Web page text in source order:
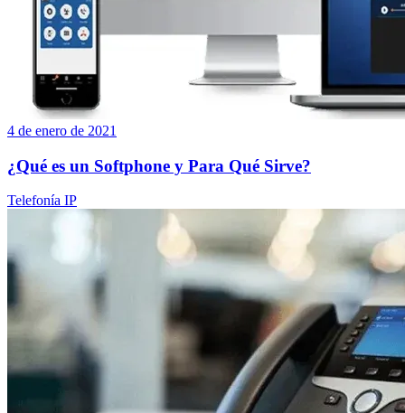
4 de enero de 2021
¿Qué es un Softphone y Para Qué Sirve?
Telefonía IP